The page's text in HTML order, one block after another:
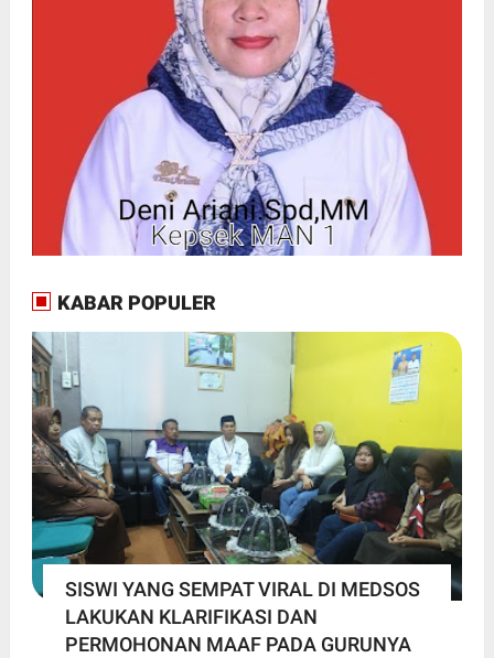
KABAR POPULER
SISWI YANG SEMPAT VIRAL DI MEDSOS
LAKUKAN KLARIFIKASI DAN
PERMOHONAN MAAF PADA GURUNYA